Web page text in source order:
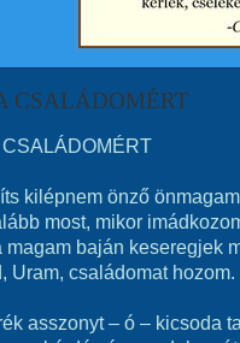
CSALÁDOMÉRT
CSALÁDOMÉRT
kilépnem önző
most, mikor
magam baján keseregjek
Uram, családomat hozom.
asszonyt – ó – kicsoda